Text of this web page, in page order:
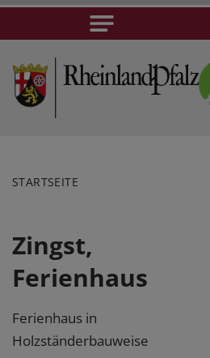
STARTSEITE
Zingst,
Ferienhaus
Ferienhaus in
Holzständerbauweise